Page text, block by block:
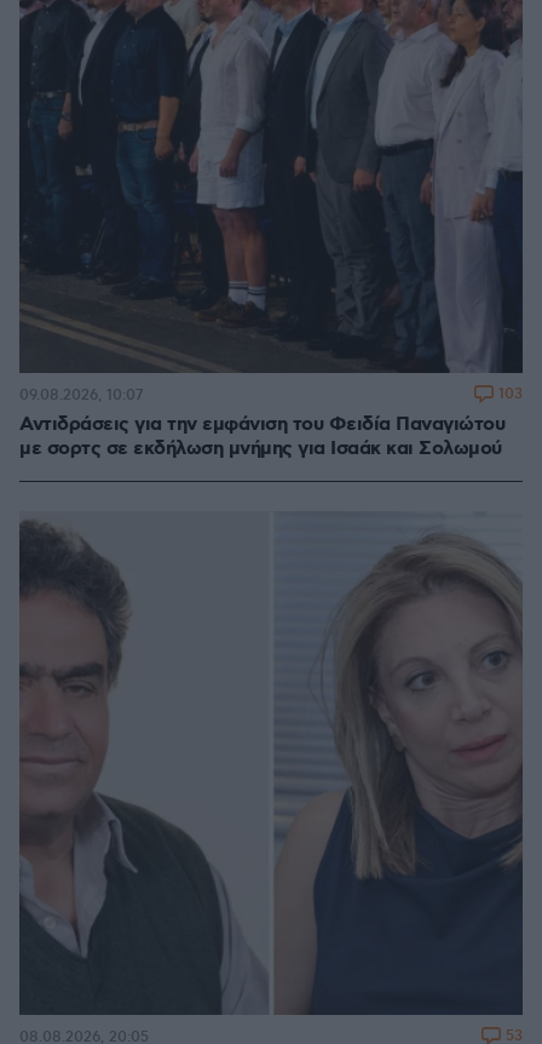
Αντιδράσεις για την εμφάνιση του Φειδία Παναγιώτου
με σορτς σε εκδήλωση μνήμης για Ισαάκ και Σολωμού
09.08.2026, 10:07 103
08.08.2026, 20:05 53